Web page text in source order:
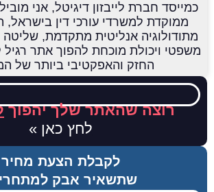
כמייסד חברת לייבזון דיגיטל, אני
ממוקדת למשרדי עורכי דין בישראל,
מתודולוגיה אנליטית מתקדמת, שליטה
משפטי ויכולת מוכחת להפוך אתר רגיל
החזק והאפקטיבי ביותר של
רוצה שהאתר שלך יהפוך
לחץ כאן »
לקבלת הצעת מחיר
שתשאיר אבק